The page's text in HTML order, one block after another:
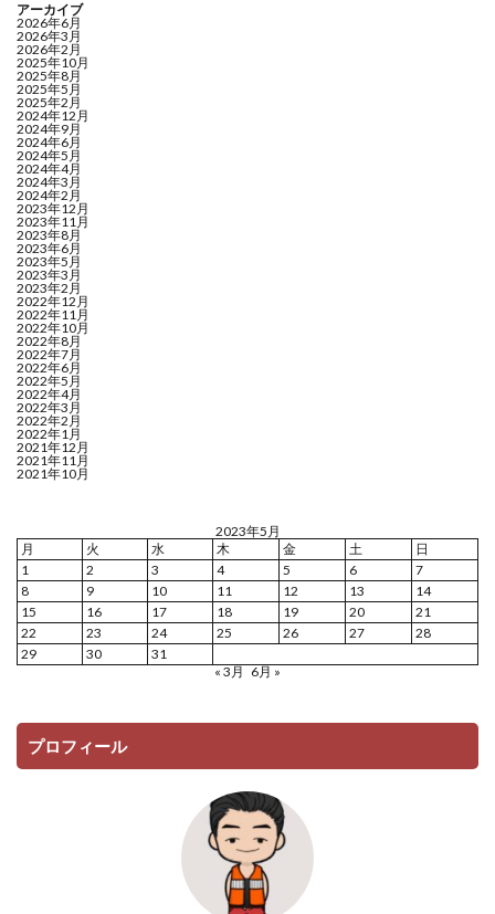
アーカイブ
2026年6月
2026年3月
2026年2月
2025年10月
2025年8月
2025年5月
2025年2月
2024年12月
2024年9月
2024年6月
2024年5月
2024年4月
2024年3月
2024年2月
2023年12月
2023年11月
2023年8月
2023年6月
2023年5月
2023年3月
2023年2月
2022年12月
2022年11月
2022年10月
2022年8月
2022年7月
2022年6月
2022年5月
2022年4月
2022年3月
2022年2月
2022年1月
2021年12月
2021年11月
2021年10月
2023年5月
月
火 水 木 金 土
日
1
2 3 4 5 6
7
8
9 10 11 12 13
14
15
16 17 18 19 20
21
22
23 24 25 26 27
28
29
30
31
« 3月 6月 »
プロフィール